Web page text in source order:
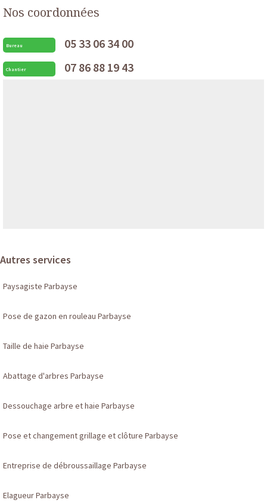
Nos coordonnées
Bureau 05 33 06 34 00
Chantier 07 86 88 19 43
Autres services
Paysagiste Parbayse
Pose de gazon en rouleau Parbayse
Taille de haie Parbayse
Abattage d'arbres Parbayse
Dessouchage arbre et haie Parbayse
Pose et changement grillage et clôture Parbayse
Entreprise de débroussaillage Parbayse
Elagueur Parbayse